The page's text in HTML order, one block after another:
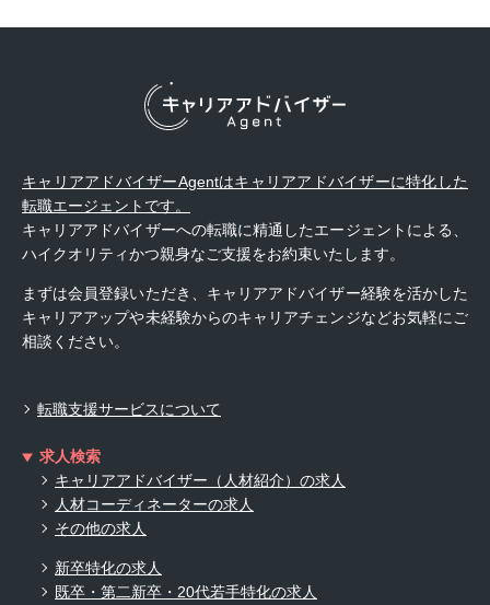
キャリアアドバイザーAgentはキャリアアドバイザーに特化した
転職エージェントです。
キャリアアドバイザーへの転職に精通したエージェントによる、
ハイクオリティかつ親身なご支援をお約束いたします。
まずは会員登録いただき、キャリアアドバイザー経験を活かした
キャリアアップや未経験からのキャリアチェンジなどお気軽にご
相談ください。
転職支援サービスについて
求人検索
キャリアアドバイザー（人材紹介）の求人
人材コーディネーターの求人
その他の求人
新卒特化の求人
既卒・第二新卒・20代若手特化の求人